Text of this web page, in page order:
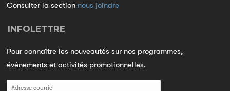
Consulter la section nous joindre
INFOLETTRE
Pour connaître les nouveautés sur nos programmes,
événements et activités promotionnelles.